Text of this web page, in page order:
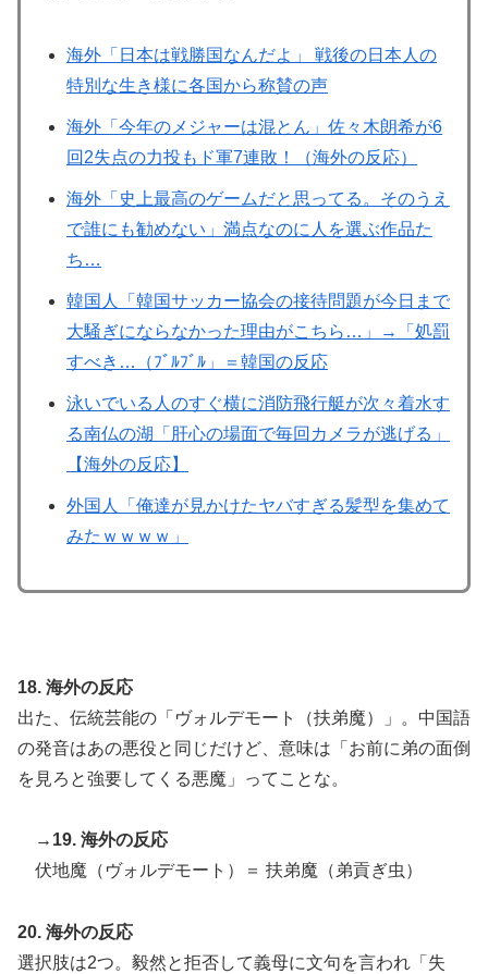
海外「日本は戦勝国なんだよ」 戦後の日本人の
特別な生き様に各国から称賛の声
海外「今年のメジャーは混とん」佐々木朗希が6
回2失点の力投もド軍7連敗！（海外の反応）
海外「史上最高のゲームだと思ってる。そのうえ
で誰にも勧めない」満点なのに人を選ぶ作品た
ち…
韓国人「韓国サッカー協会の接待問題が今日まで
大騒ぎにならなかった理由がこちら…」→「処罰
すべき…（ﾌﾞﾙﾌﾞﾙ」＝韓国の反応
泳いでいる人のすぐ横に消防飛行艇が次々着水す
る南仏の湖「肝心の場面で毎回カメラが逃げる」
【海外の反応】
外国人「俺達が見かけたヤバすぎる髪型を集めて
みたｗｗｗｗ」
18. 海外の反応
出た、伝統芸能の「ヴォルデモート（扶弟魔）」。中国語
の発音はあの悪役と同じだけど、意味は「お前に弟の面倒
を見ろと強要してくる悪魔」ってことな。
→19. 海外の反応
伏地魔（ヴォルデモート）＝ 扶弟魔（弟貢ぎ虫）
20. 海外の反応
選択肢は2つ。毅然と拒否して義母に文句を言われ「失